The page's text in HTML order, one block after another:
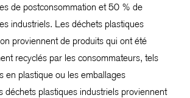
de postconsommation et 50 % de
industriels. Les déchets plastiques
proviennent de produits qui ont été
recyclés par les consommateurs, tels
en plastique ou les emballages
déchets plastiques industriels proviennent